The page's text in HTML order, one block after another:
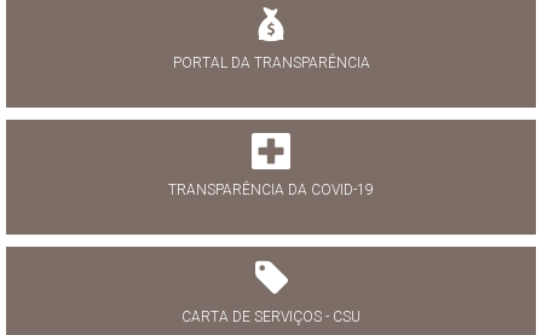
PORTAL DA TRANSPARÊNCIA
TRANSPARÊNCIA DA COVID-19
CARTA DE SERVIÇOS - CSU